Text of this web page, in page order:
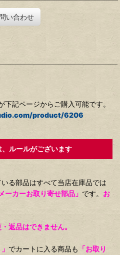
い合わせ
記ページからご購入可能です。
product/6206
ルールがございます
る部品はすべて当店在庫品では
メーカーお取り寄せ部品」 です。 お
返品はできません。
でカートに入る商品も 「お取り